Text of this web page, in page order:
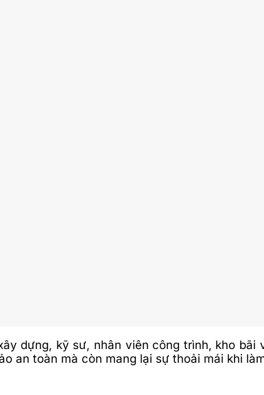
dựng, kỹ sư, nhân viên công trình, kho bãi
an toàn mà còn mang lại sự thoải mái khi